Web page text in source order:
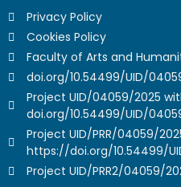
Privacy Policy
Cookies Policy
Faculty of Arts and
doi.org/10.54499/UID/
Project UID/04059/2025
doi.org/10.54499/UID/
Project UID/PRR/04059/
https://doi.org/10.54499/
Project UID/PRR2/04059/